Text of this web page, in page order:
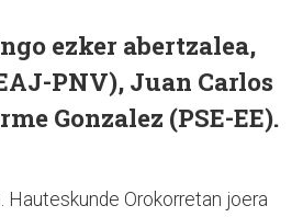
ezker abertzalea,
PNV), Juan Carlos
Gonzalez (PSE-EE).
Orokorretan joera